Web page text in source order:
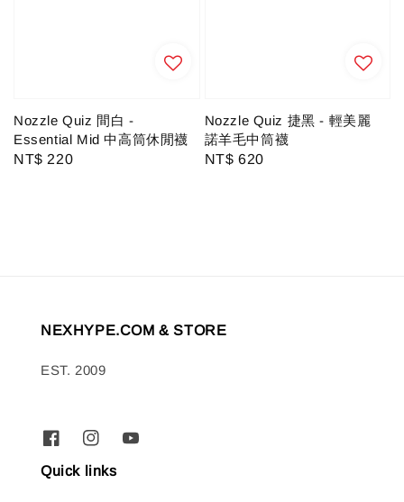
Nozzle Quiz 間白 -
Essential Mid 中高筒休閒襪
Regular
NT$ 220
Nozzle Quiz 捷黑 - 輕美麗
諾羊毛中筒襪
Regular
NT$ 620
NEXHYPE.COM & STORE
EST. 2009
Quick links